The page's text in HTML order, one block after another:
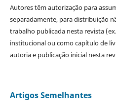
Autores têm autorização para
separadamente, para distribuição
trabalho publicada nesta revista
institucional ou como capítulo de
autoria e publicação inicial nesta
Artigos Semelhantes